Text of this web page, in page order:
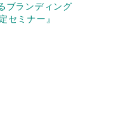
ブランディング
ミナー』